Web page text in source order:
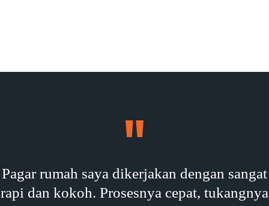
Pagar rumah saya dikerjakan dengan sangat
rapi dan kokoh. Prosesnya cepat, tukangnya